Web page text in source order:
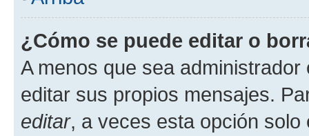
¿Cómo se puede editar o
A menos que sea
editar sus propios mensajes.
editar, a veces esta opción